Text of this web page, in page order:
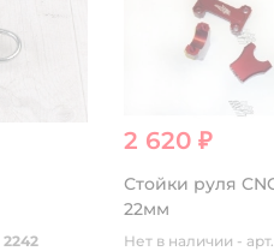
2242
2 620 ₽
Стойки руля CNC красные
22мм
Нет в наличии - арт.